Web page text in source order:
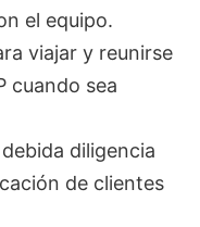
el equipo.
viajar y reunirse
cuando sea
diligencia
de clientes